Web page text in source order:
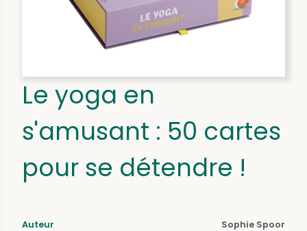
Le yoga en
s'amusant : 50 cartes
pour se détendre !
Auteur Sophie Spoor